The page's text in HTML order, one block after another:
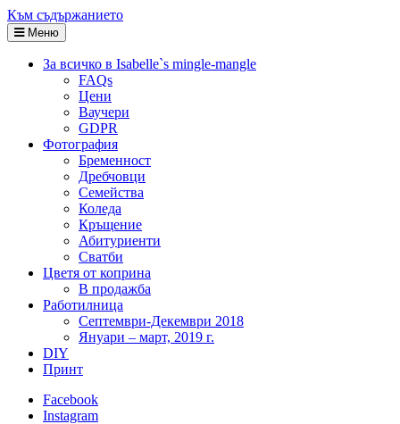
Към съдържанието
Меню
За всичко в Isabelle`s mingle-mangle
FAQs
Цени
Ваучери
GDPR
Фотография
Бременност
Дребчовци
Семейства
Коледа
Кръщение
Абитуриенти
Сватби
Цветя от коприна
В продажба
Работилница
Септември-Декември 2018
Януари – март, 2019 г.
DIY
Принт
Facebook
Instagram